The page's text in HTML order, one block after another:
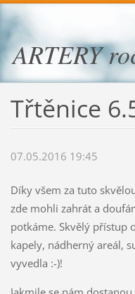
ARTERY
Třtěnice
07.05.2016 19:45
Díky všem za tuto
zde mohli zahrát a
potkáme. Skvělý přístup
kapely, nádherný areál,
vyvedla :-)!